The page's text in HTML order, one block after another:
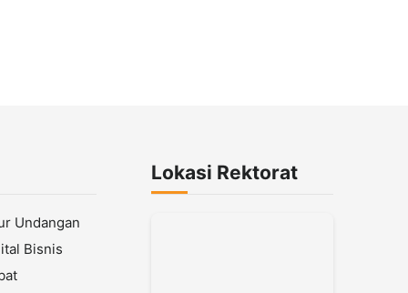
Undangan
Bisnis
Lokasi Rektorat